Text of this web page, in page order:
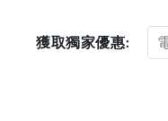
獲取獨家優惠: